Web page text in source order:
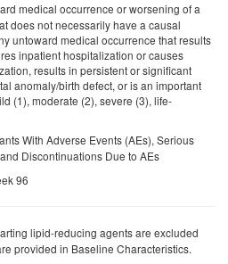
medical occurrence or worsening of a
does not necessarily have a causal
untoward medical occurrence that results
inpatient hospitalization or causes
results in persistent or significant
anomaly/birth defect, or is an important
(1), moderate (2), severe (3), life-
With Adverse Events (AEs), Serious
Discontinuations Due to AEs
96
lipid-reducing agents are excluded
provided in Baseline Characteristics.